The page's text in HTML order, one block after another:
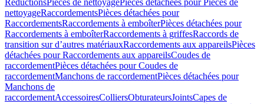
RéductionsPièces de nettoyagePièces détachées pour Pièces de
nettoyageRaccordementsPièces détachées pour
RaccordementsRaccordements à emboîterPièces détachées pour
Raccordements à emboîterRaccordements à griffesRaccords de
transition sur d’autres matériauxRaccordements aux appareilsPièces
détachées pour Raccordements aux appareilsCoudes de
raccordementPièces détachées pour Coudes de
raccordementManchons de raccordementPièces détachées pour
Manchons de
raccordementAccessoiresColliersObturateursJointsCapes de